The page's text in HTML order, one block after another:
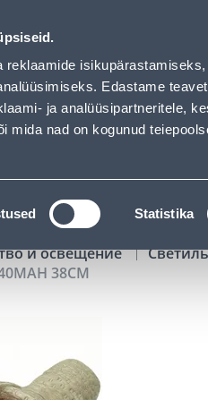
reklaamide
Edastame
ja analüüsipartneritele,
mida nad on kogunud
Statistika
- Bauhof has loaded
Обслуживание частных клиентов
АРЕНДА
и освещение
38CM